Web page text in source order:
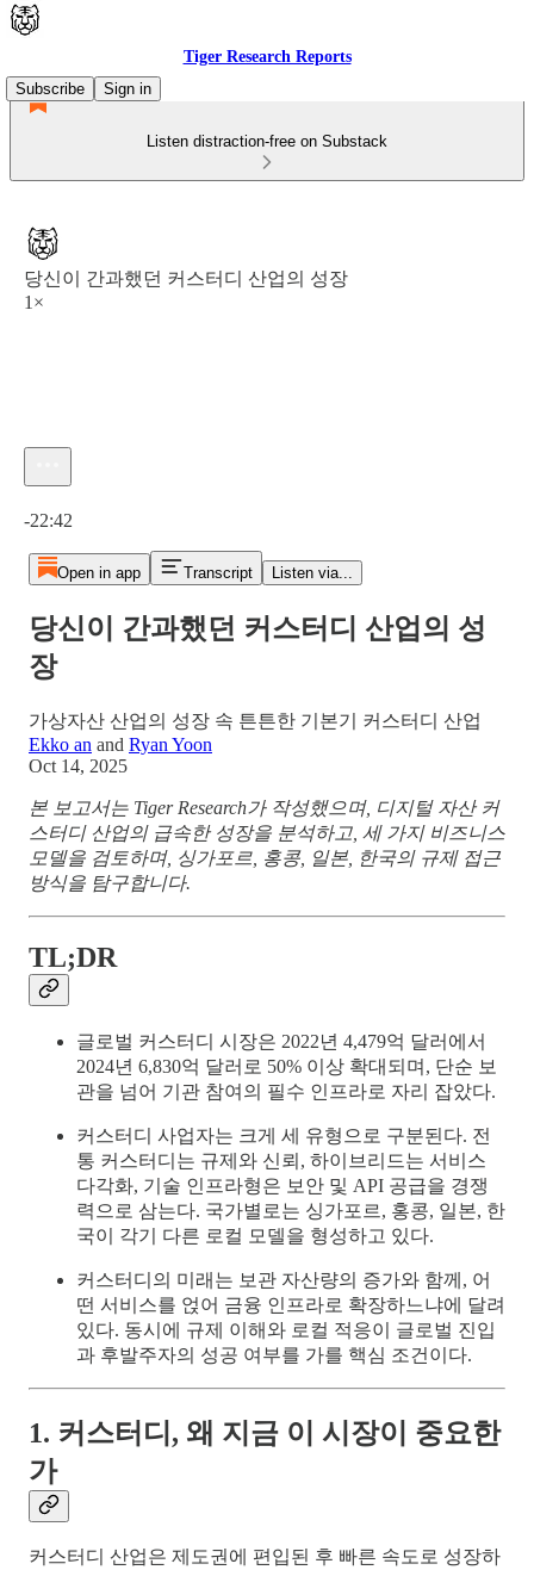
Tiger Research Reports
Subscribe
Sign in
Listen distraction-free on Substack
당신이 간과했던 커스터디 산업의 성장
1×
-22:42
Open in app Transcript Listen via...
당신이 간과했던 커스터디 산업의 성
장
가상자산 산업의 성장 속 튼튼한 기본기 커스터디 산업
Ekko an and Ryan Yoon
Oct 14, 2025
본 보고서는 Tiger Research가 작성했으며, 디지털 자산 커
스터디 산업의 급속한 성장을 분석하고, 세 가지 비즈니스
모델을 검토하며, 싱가포르, 홍콩, 일본, 한국의 규제 접근
방식을 탐구합니다.
TL;DR
글로벌 커스터디 시장은 2022년 4,479억 달러에서
2024년 6,830억 달러로 50% 이상 확대되며, 단순 보
관을 넘어 기관 참여의 필수 인프라로 자리 잡았다.
커스터디 사업자는 크게 세 유형으로 구분된다. 전
통 커스터디는 규제와 신뢰, 하이브리드는 서비스
다각화, 기술 인프라형은 보안 및 API 공급을 경쟁
력으로 삼는다. 국가별로는 싱가포르, 홍콩, 일본, 한
국이 각기 다른 로컬 모델을 형성하고 있다.
커스터디의 미래는 보관 자산량의 증가와 함께, 어
떤 서비스를 얹어 금융 인프라로 확장하느냐에 달려
있다. 동시에 규제 이해와 로컬 적응이 글로벌 진입
과 후발주자의 성공 여부를 가를 핵심 조건이다.
1. 커스터디, 왜 지금 이 시장이 중요한
가
커스터디 산업은 제도권에 편입된 후 빠른 속도로 성장하